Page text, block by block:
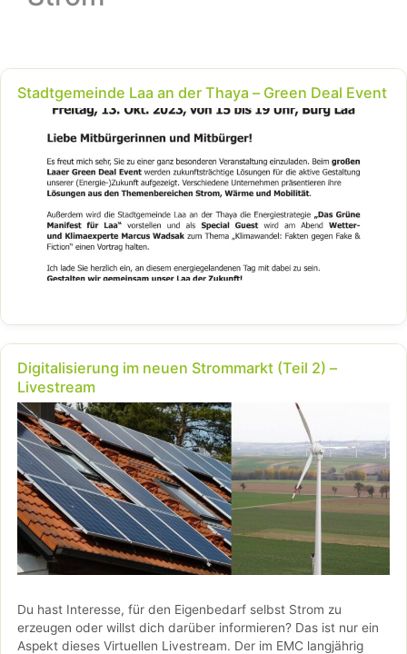
Stadtgemeinde Laa an der Thaya – Green Deal Event
Digitalisierung im neuen Strommarkt (Teil 2) –
Livestream
Du hast Interesse, für den Eigenbedarf selbst Strom zu
erzeugen oder willst dich darüber informieren? Das ist nur ein
Aspekt dieses Virtuellen Livestream. Der im EMC langjährig